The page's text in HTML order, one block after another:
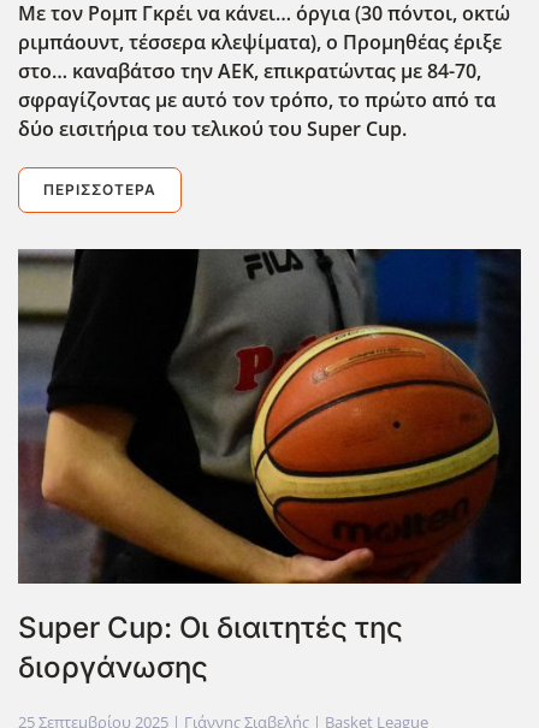
Με τον Ρομπ Γκρέι να κάνει… όργια (30 πόντοι, οκτώ
ριμπάουντ, τέσσερα κλεψίματα), ο Προμηθέας έριξε
στο… καναβάτσο την ΑΕΚ, επικρατώντας με 84-70,
σφραγίζοντας με αυτό τον τρόπο, το πρώτο από τα
δύο εισιτήρια του τελικού του Super Cup.
ΠΕΡΙΣΣΌΤΕΡΑ
Super Cup: Οι διαιτητές της
διοργάνωσης
25 Σεπτεμβρίου 2025 | Γιάννης Σιαβελής | Basket League